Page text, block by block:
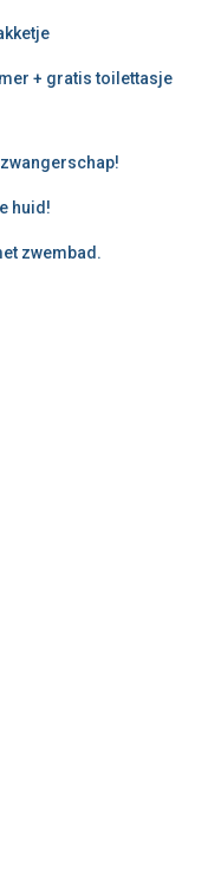
+ gratis toilettasje
huid!
zwembad.